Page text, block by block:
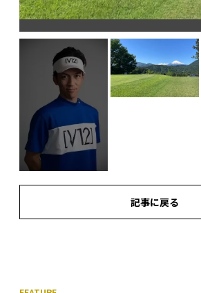
記事に戻る